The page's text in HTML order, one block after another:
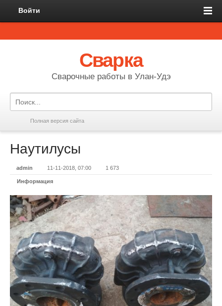
Войти
Сварка
Сварочные работы в Улан-Удэ
Полная версия сайта
Наутилусы
admin 11-11-2018, 07:00 1 673
Информация